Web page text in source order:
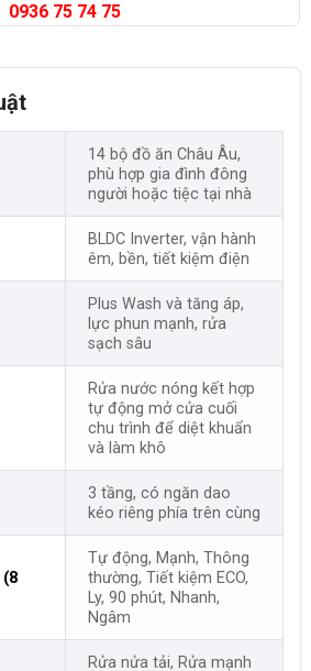
0936 75 74 75
14 bộ đồ ăn Châu Âu,
phù hợp gia đình đông
người hoặc tiệc tại nhà
BLDC Inverter, vận hành
êm, bền, tiết kiệm điện
Plus Wash và tăng áp,
lực phun mạnh, rửa
sạch sâu
Rửa nước nóng kết hợp
tự động mở cửa cuối
chu trình để diệt khuẩn
và làm khô
3 tầng, có ngăn dao
kéo riêng phía trên cùng
Tự động, Mạnh, Thông
thường, Tiết kiệm ECO,
Ly, 90 phút, Nhanh,
Ngâm
Rửa nửa tải, Rửa mạnh